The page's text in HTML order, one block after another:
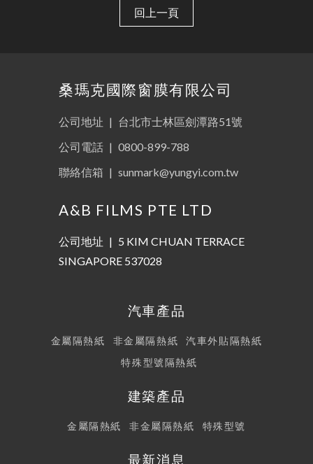
回上一頁
桑瑪克國際窗膜有限公司
公司地址 | 台北市士林區劍潭路51號
公司電話 | 0800-899-788
聯絡信箱 | sunmark@yungyi.com.tw
A&B FILMS PTE LTD
公司地址 | 5 KIM CHUAN TERRACE
SINGAPORE 537028
汽車產品
金屬隔熱紙 非金屬隔熱紙
汽車外貼隔熱紙
特殊型號隔熱紙
建築產品
金屬隔熱紙 非金屬隔熱紙 特殊型號
最新消息